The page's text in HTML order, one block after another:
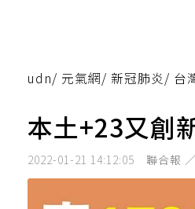
udn/ 元氣網/ 新冠肺炎/ 台
本土+23又創
2022-01-21 14:12:05 聯合報